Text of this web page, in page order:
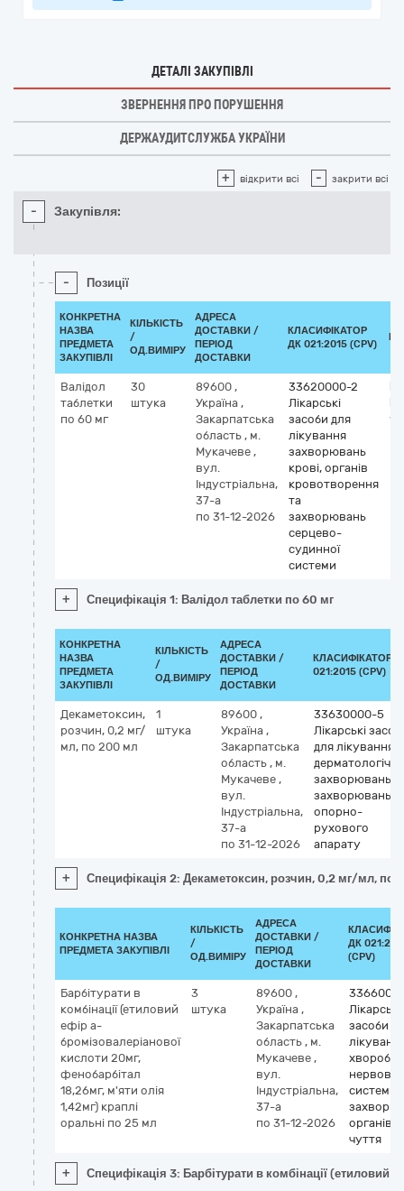
ДЕТАЛІ ЗАКУПІВЛІ
ЗВЕРНЕННЯ ПРО ПОРУШЕННЯ
ДЕРЖАУДИТСЛУЖБА УКРАЇНИ
+ відкрити всі - закрити всі
- Закупівля:
- Позиції
КОНКРЕТНА
НАЗВА
ПРЕДМЕТА
ЗАКУПІВЛІ
КІЛЬКІСТЬ
/
ОД.ВИМІРУ
АДРЕСА
ДОСТАВКИ /
ПЕРІОД
ДОСТАВКИ
КЛАСИФІКАТОР
ДК 021:2015 (CPV)
Валідол
таблетки
по 60 мг
30
штука
89600 ,
Україна ,
Закарпатська
область , м.
Мукачеве ,
вул.
Індустріальна,
37-а
по 31-12-2026
33620000-2
Лікарські
засоби для
лікування
захворювань
крові, органів
кровотворення
та
захворювань
серцево-
судинної
системи
+ Специфікація 1: Валідол таблетки по 60 мг
КОНКРЕТНА
НАЗВА
ПРЕДМЕТА
ЗАКУПІВЛІ
КІЛЬКІСТЬ
/
ОД.ВИМІРУ
АДРЕСА
ДОСТАВКИ /
ПЕРІОД
ДОСТАВКИ
КЛАСИФІКАТОР
021:2015 (CPV)
Декаметоксин,
розчин, 0,2 мг/
мл, по 200 мл
1
штука
89600 ,
Україна ,
Закарпатська
область , м.
Мукачеве ,
вул.
Індустріальна,
37-а
по 31-12-2026
33630000-5
Лікарські
для лікування
захворювань
захворювань
опорно-
рухового
апарату
+ Специфікація 2: Декаметоксин, розчин, 0,2 мг/мл, по
КОНКРЕТНА НАЗВА
ПРЕДМЕТА ЗАКУПІВЛІ
КІЛЬКІСТЬ
/
ОД.ВИМІРУ
АДРЕСА
ДОСТАВКИ /
ПЕРІОД
ДОСТАВКИ
ДК
(CPV)
Барбітурати в
комбінації (етиловий
ефір a-
бромізовалеріанової
кислоти 20мг,
фенобарбітал
18,26мг, м'яти олія
1,42мг) краплі
оральні по 25 мл
3
штука
89600 ,
Україна ,
Закарпатська
область , м.
Мукачеве ,
вул.
Індустріальна,
37-а
по 31-12-2026
Лікарські
засоби
хвороб
нервової
системи
органів
чуття
+ Специфікація 3: Барбітурати в комбінації (етиловий